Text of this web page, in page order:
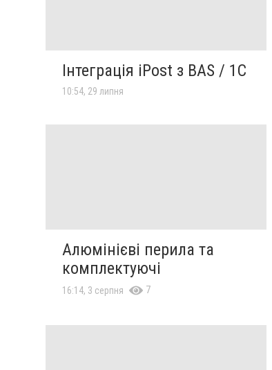
Інтеграція iPost з BAS / 1C
10:54, 29 липня
Алюмінієві перила та
комплектуючі
16:14, 3 серпня 7